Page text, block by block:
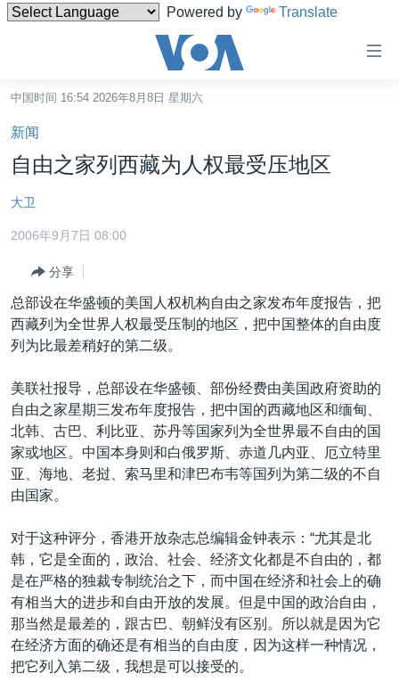
Powered by Translate
碍
链
接
转
内
转
到
导
跳
转
到
检
索
台湾
港澳
国际
最新国际新闻
印太
欧洲
非洲
美洲
全球议题
分类新闻
经济·金融·贸易
科教·文娱·体健
军事
劳工
环境
美中关系
白宫要闻
国会报道
美中关系
美国建国250周年
埃博拉疫情
美国之音专访
重要讲话与声明
台海两岸关系
南中国海争端
VOA视频
VOA今日焦点
中文广播
其他语言网站
中国时间 16:54 2026年8月8日 星期六
新闻
自由之家列西藏为人权最受压地区
大卫
2006年9月7日 08:00
分享
总部设在华盛顿的美国人权机构自由之家发布年度报告，把
西藏列为全世界人权最受压制的地区，把中国整体的自由度
列为比最差稍好的第二级。
美联社报导，总部设在华盛顿、部份经费由美国政府资助的
自由之家星期三发布年度报告，把中国的西藏地区和缅甸、
北韩、古巴、利比亚、苏丹等国家列为全世界最不自由的国
家或地区。中国本身则和白俄罗斯、赤道几内亚、厄立特里
亚、海地、老挝、索马里和津巴布韦等国列为第二级的不自
由国家。
对于这种评分，香港开放杂志总编辑金钟表示：“尤其是北
韩，它是全面的，政治、社会、经济文化都是不自由的，都
是在严格的独裁专制统治之下，而中国在经济和社会上的确
有相当大的进步和自由开放的发展。但是中国的政治自由，
那当然是最差的，跟古巴、朝鲜没有区别。所以就是因为它
在经济方面的确还是有相当的自由度，因为这样一种情况，
把它列入第二级，我想是可以接受的。